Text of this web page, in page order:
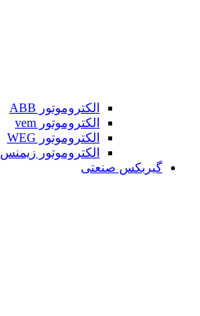
الکتروموتور ABB
الکتروموتور vem
الکتروموتور WEG
الکتروموتور زیمنس
گیربکس صنعتی